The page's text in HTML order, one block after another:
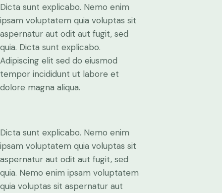
Dicta sunt explicabo. Nemo enim
ipsam voluptatem quia voluptas sit
aspernatur aut odit aut fugit, sed
quia. Dicta sunt explicabo.
Adipiscing elit sed do eiusmod
tempor incididunt ut labore et
dolore magna aliqua.
Dicta sunt explicabo. Nemo enim
ipsam voluptatem quia voluptas sit
aspernatur aut odit aut fugit, sed
quia. Nemo enim ipsam voluptatem
quia voluptas sit aspernatur aut